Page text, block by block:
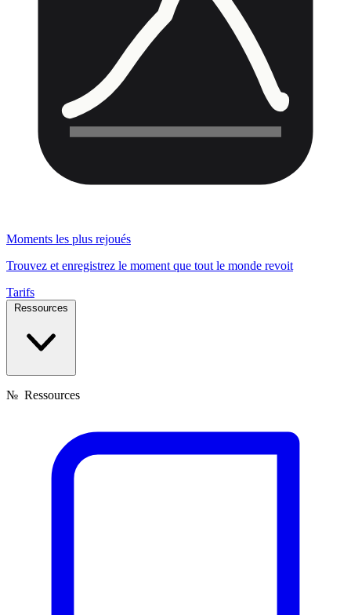
Moments les plus rejoués
Trouvez et enregistrez le moment que tout le monde revoit
Tarifs
Ressources
№ Ressources